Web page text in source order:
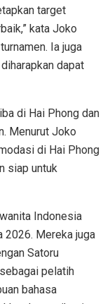
target
kata Joko
Ia juga
dapat
di Hai Phong dan
Menurut Joko
di Hai Phong
siap untuk
Indonesia
2026. Mereka juga
Satoru
pelatih
bahasa